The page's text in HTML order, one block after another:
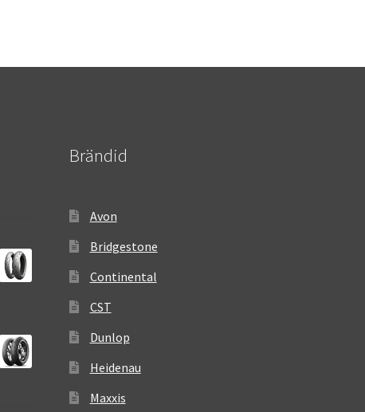
Brändid
Avon
Bridgestone
Continental
CST
Dunlop
Heidenau
Maxxis